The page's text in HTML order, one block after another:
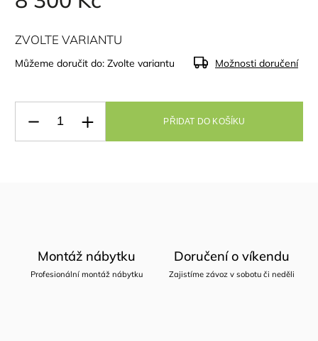
ZVOLTE VARIANTU
Můžeme doručit do: Zvolte variantu Možnosti doručení
PŘIDAT DO KOŠÍKU
Montáž nábytku
Profesionální montáž nábytku
Doručení o víkendu
Zajistíme závoz v sobotu či neděli